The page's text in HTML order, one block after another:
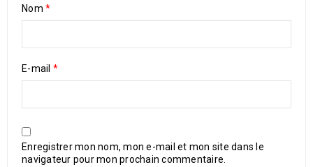
Nom *
E-mail *
Enregistrer mon nom, mon e-mail et mon site dans le
navigateur pour mon prochain commentaire.